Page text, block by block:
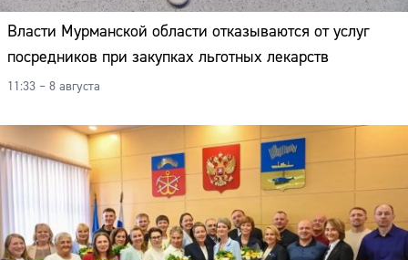
Власти Мурманской области отказываются от услуг
посредников при закупках льготных лекарств
11:33 – 8 августа